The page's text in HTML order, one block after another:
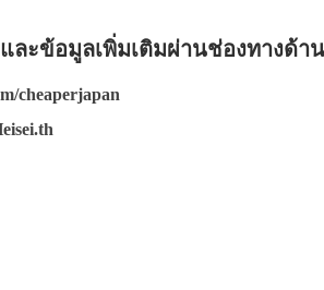
และข้อมูลเพิ่มเติมผ่านช่องทางด้า
cheaperjapan